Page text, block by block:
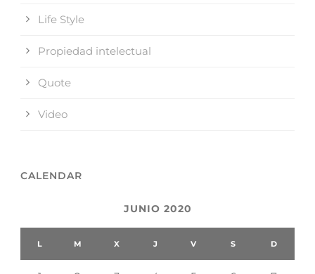
Life Style
Propiedad intelectual
Quote
Video
CALENDAR
JUNIO 2020
L M X J V S D